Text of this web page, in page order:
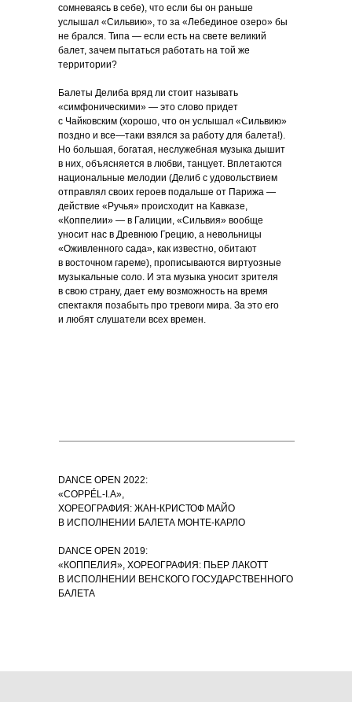
сомневаясь в себе), что если бы он раньше
услышал «Сильвию», то за «Лебединое озеро» бы
не брался. Типа — если есть на свете великий
балет, зачем пытаться работать на той же
территории?
Балеты Делиба вряд ли стоит называть
«симфоническими» — это слово придет
с Чайковским (хорошо, что он услышал «Сильвию»
поздно и все—таки взялся за работу для балета!).
Но большая, богатая, неслужебная музыка дышит
в них, объясняется в любви, танцует. Вплетаются
национальные мелодии (Делиб с удовольствием
отправлял своих героев подальше от Парижа —
действие «Ручья» происходит на Кавказе,
«Коппелии» — в Галиции, «Сильвия» вообще
уносит нас в Древнюю Грецию, а невольницы
«Оживленного сада», как известно, обитают
в восточном гареме), прописываются виртуозные
музыкальные соло. И эта музыка уносит зрителя
в свою страну, дает ему возможность на время
спектакля позабыть про тревоги мира. За это его
и любят слушатели всех времен.
DANCE OPEN 2022:
«COPPÉL-I.A»,
ХОРЕОГРАФИЯ: ЖАН-КРИСТОФ МАЙО
В ИСПОЛНЕНИИ БАЛЕТА МОНТЕ-КАРЛО
DANCE OPEN 2019:
«КОППЕЛИЯ», ХОРЕОГРАФИЯ: ПЬЕР ЛАКОТТ
В ИСПОЛНЕНИИ ВЕНСКОГО ГОСУДАРСТВЕННОГО
БАЛЕТА